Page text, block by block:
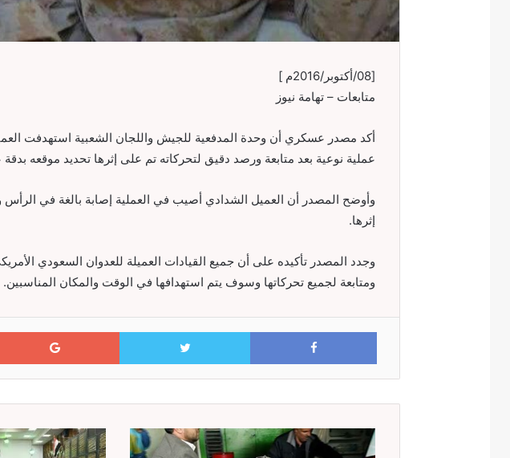
[08/أكتوبر/2016م ]
متابعات – تهامة نيوز
أكد مصدر عسكري أن وحدة المدفعية للجيش واللجان الشعبية استهدفت
عملية نوعية بعد متابعة ورصد دقيق لتحركاته تم على إثرها تحديد موقعه بدقة
وأوضح المصدر أن العميل الشدادي أصيب في العملية إصابة بالغة في
إثرها.
وجدد المصدر تأكيده على أن جميع القيادات العميلة للعدوان السعودي
ومتابعة لجميع تحركاتها وسوف يتم استهدافها في الوقت والمكان المناسبين.
Facebook
Twitter